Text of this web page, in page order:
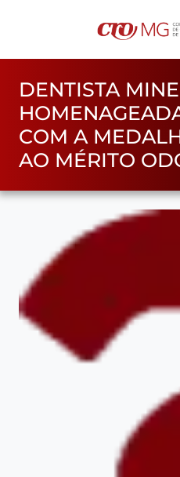
DENTISTA
COM A
AO MÉRITO